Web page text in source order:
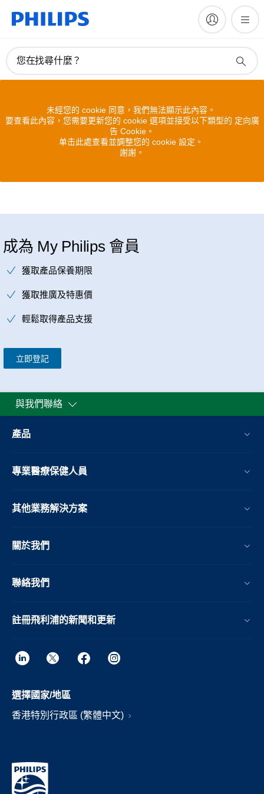
您在找尋什麼？
未經您的 cookie 同意，我們無法顯示此內容。
要查看此內容，您需要更新您的 cookie 選項並接受以下類型的 定向廣
告 Cookie。
单击此處查看並調整您的 cookie 設定。
謝謝。
成為 My Philips 會員
獲取產品保養期限
獲取推廣及特惠價
輕鬆取得產品支援
立即登記
與我們聯絡
產品
專業醫療保健人員
其他業務解決方案​
關於我們
聯絡我們
註冊飛利浦的新聞和更新
選擇國家/地區
香港特別行政區 (繁體中文)